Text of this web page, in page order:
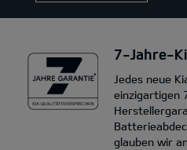
7-Jahre-
Jedes neue
einzigartigen
glauben wir